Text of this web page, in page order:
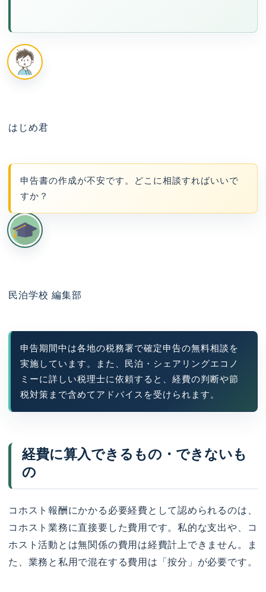
はじめ君
申告書の作成が不安です。どこに相談すればいいで
すか？
民泊学校 編集部
申告期間中は各地の税務署で確定申告の無料相談を
実施しています。また、民泊・シェアリングエコノ
ミーに詳しい税理士に依頼すると、経費の判断や節
税対策まで含めてアドバイスを受けられます。
経費に算入できるもの・できないも
の
コホスト報酬にかかる必要経費として認められるのは、
コホスト業務に直接要した費用です。私的な支出や、コ
ホスト活動とは無関係の費用は経費計上できません。ま
た、業務と私用で混在する費用は「按分」が必要です。